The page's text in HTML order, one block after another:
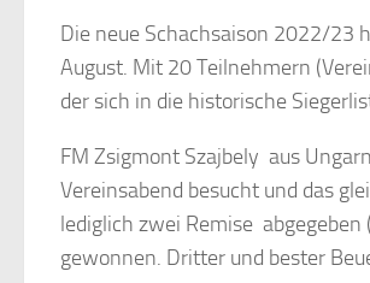
Die neue Schachsaison 2022/23
August. Mit 20 Teilnehmern
der sich in die historische
FM Zsigmont Szajbely aus
Vereinsabend besucht und das
lediglich zwei Remise
gewonnen. Dritter und bester